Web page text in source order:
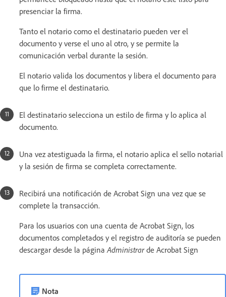
presenciar la firma.
Tanto el notario como el destinatario pueden ver el
documento y verse el uno al otro, y se permite la
comunicación verbal durante la sesión.
El notario valida los documentos y libera el documento para
que lo firme el destinatario.
El destinatario selecciona un estilo de firma y lo aplica al
documento.
Una vez atestiguada la firma, el notario aplica el sello notarial
y la sesión de firma se completa correctamente.
Recibirá una notificación de Acrobat Sign una vez que se
complete la transacción.
Para los usuarios con una cuenta de Acrobat Sign, los
documentos completados y el registro de auditoría se pueden
descargar desde la páginaAdministrarde Acrobat Sign
Nota